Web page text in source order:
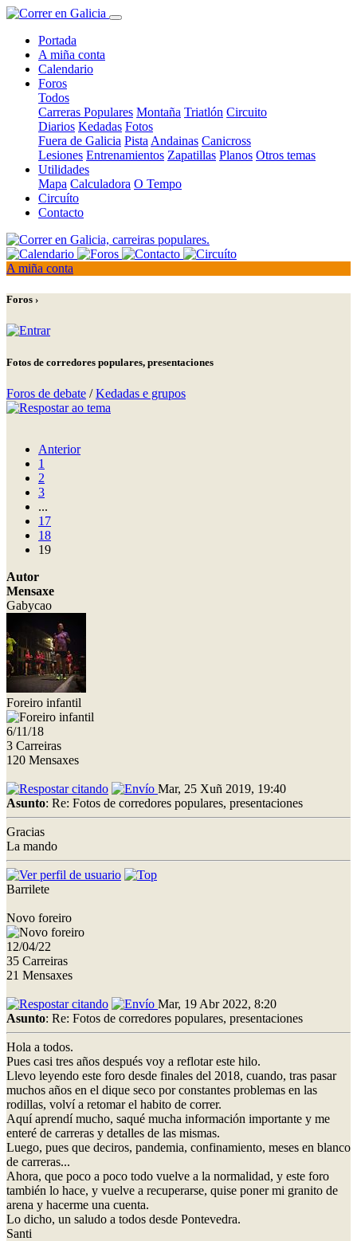
Portada
A miña conta
Calendario
Foros
Todos
Carreras Populares Montaña Triatlón Circuito
Diarios Kedadas Fotos
Fuera de Galicia Pista Andainas Canicross
Lesiones Entrenamientos Zapatillas Planos Otros temas
Utilidades
Mapa Calculadora O Tempo
Circuíto
Contacto
A miña conta
Foros ›
Fotos de corredores populares, presentaciones
Foros de debate /Kedadas e grupos
Anterior
1
2
3
...
17
18
19
Autor
Mensaxe
Gabycao
Foreiro infantil
6/11/18
3 Carreiras
120 Mensaxes
Mar, 25 Xuñ 2019, 19:40
Asunto: Re: Fotos de corredores populares, presentaciones
Gracias
La mando
Barrilete
Novo foreiro
12/04/22
35 Carreiras
21 Mensaxes
Mar, 19 Abr 2022, 8:20
Asunto: Re: Fotos de corredores populares, presentaciones
Hola a todos.
Pues casi tres años después voy a reflotar este hilo.
Llevo leyendo este foro desde finales del 2018, cuando, tras pasar
muchos años en el dique seco por constantes problemas en las
rodillas, volví a retomar el habito de correr.
Aquí aprendí mucho, saqué mucha información importante y me
enteré de carreras y detalles de las mismas.
Luego, pues que deciros, pandemia, confinamiento, meses en blanco
de carreras...
Ahora, que poco a poco todo vuelve a la normalidad, y este foro
también lo hace, y vuelve a recuperarse, quise poner mi granito de
arena y hacerme una cuenta.
Lo dicho, un saludo a todos desde Pontevedra.
Santi